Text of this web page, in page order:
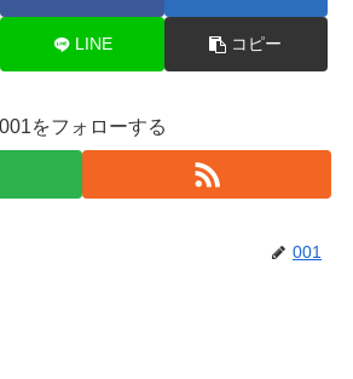
LINE コピー
001をフォローする
001